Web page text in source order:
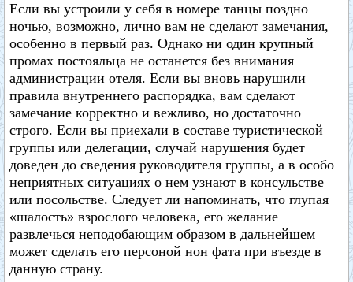
Если вы устроили у себя в номере танцы поздно
ночью, возможно, лично вам не сделают замечания,
особенно в первый раз. Однако ни один крупный
промах постояльца не останется без внимания
администрации отеля. Если вы вновь нарушили
правила внутреннего распорядка, вам сделают
замечание корректно и вежливо, но достаточно
строго. Если вы приехали в составе туристической
группы или делегации, случай нарушения будет
доведен до сведения руководителя группы, а в особо
неприятных ситуациях о нем узнают в консульстве
или посольстве. Следует ли напоминать, что глупая
«шалость» взрослого человека, его желание
развлечься неподобающим образом в дальнейшем
может сделать его персоной нон фата при въезде в
данную страну.